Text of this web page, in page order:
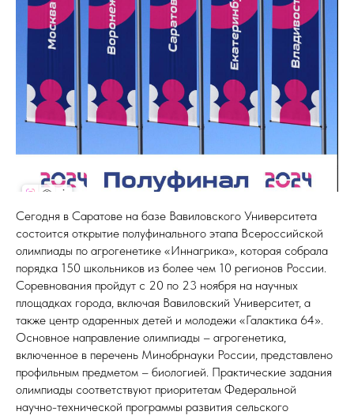
Сегодня в Саратове на базе Вавиловского Университета
состоится открытие полуфинального этапа Всероссийской
олимпиады по агрогенетике «Иннагрика», которая собрала
порядка 150 школьников из более чем 10 регионов России.
Соревнования пройдут с 20 по 23 ноября на научных
площадках города, включая Вавиловский Университет, а
также центр одаренных детей и молодежи «Галактика 64».
Основное направление олимпиады – агрогенетика,
включенное в перечень Минобрнауки России, представлено
профильным предметом – биологией. Практические задания
олимпиады соответствуют приоритетам Федеральной
научно-технической программы развития сельского